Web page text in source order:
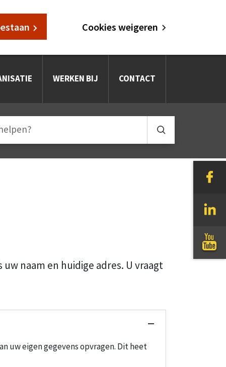
Cookies weigeren
WERKEN BIJ CONTACT
naam en huidige adres. U vraagt
uw eigen gegevens opvragen. Dit heet